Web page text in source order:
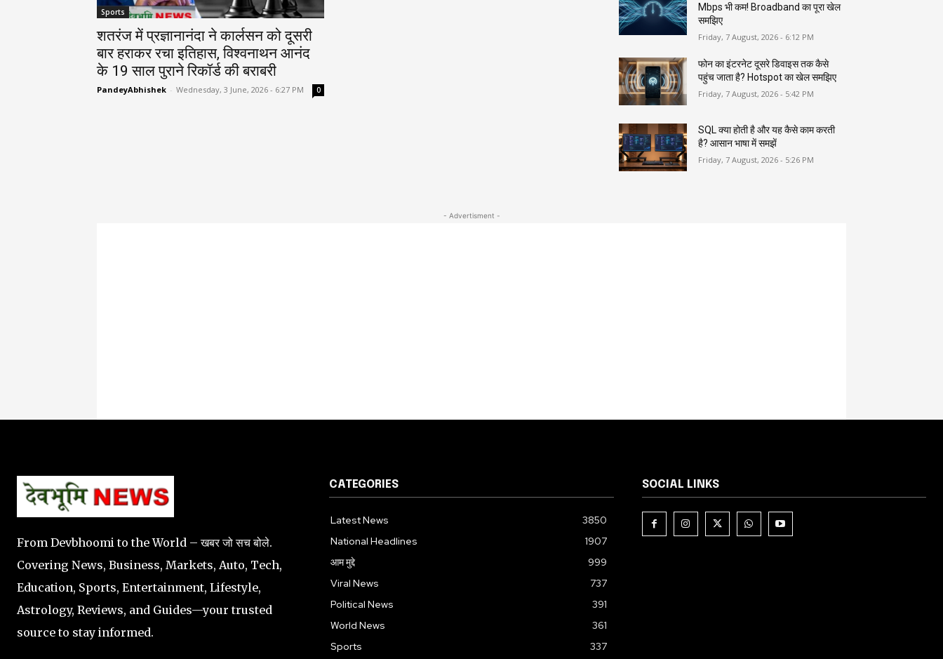
Sports
शतरंज में प्रज्ञानानंदा ने कार्लसन को दूसरी
बार हराकर रचा इतिहास, विश्वनाथन आनंद
के 19 साल पुराने रिकॉर्ड की बराबरी
PandeyAbhishek - Wednesday, 3 June, 2026 - 6:27 PM 0
Mbps भी कम! Broadband का पूरा खेल
समझिए
Friday, 7 August, 2026 - 6:12 PM
फोन का इंटरनेट दूसरे डिवाइस तक कैसे
पहुंच जाता है? Hotspot का खेल समझिए
Friday, 7 August, 2026 - 5:42 PM
SQL क्या होती है और यह कैसे काम करती
है? आसान भाषा में समझें
Friday, 7 August, 2026 - 5:26 PM
- Advertisment -
From Devbhoomi to the World – खबर जो सच बोले.
Covering News, Business, Markets, Auto, Tech,
Education, Sports, Entertainment, Lifestyle,
Astrology, Reviews, and Guides—your trusted
source to stay informed.
CATEGORIES
Latest News
3850
National Headlines
1907
आम मुद्दे
999
Viral News
737
Political News
391
World News
361
Sports
337
SOCIAL LINKS